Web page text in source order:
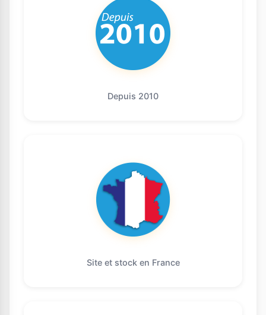
Depuis 2010
Site et stock en France